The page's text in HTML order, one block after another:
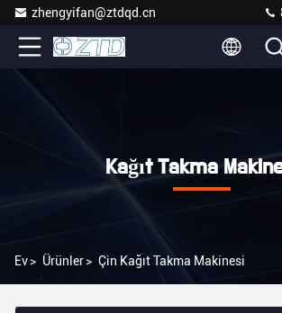
zhengyifan@ztdqd.cn
Kağıt Takma
Ev> Ürünler> Çin Kağıt Takma Makinesi